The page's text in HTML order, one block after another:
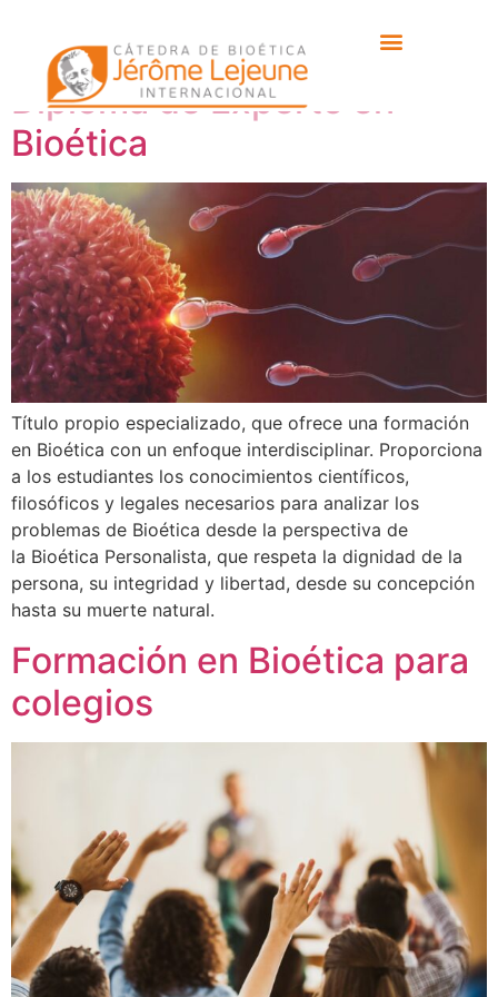
Tipo:Sin UFV
Diploma de Experto en
Bioética
Título propio especializado, que ofrece una formación
en Bioética con un enfoque interdisciplinar. Proporciona
a los estudiantes los conocimientos científicos,
filosóficos y legales necesarios para analizar los
problemas de Bioética desde la perspectiva de
la Bioética Personalista, que respeta la dignidad de la
persona, su integridad y libertad, desde su concepción
hasta su muerte natural.
Formación en Bioética para
colegios